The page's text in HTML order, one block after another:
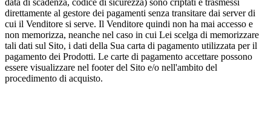
direttamente al gestore dei pagamenti senza transitare dai server di
cui il Venditore si serve. Il Venditore quindi non ha mai accesso e
non memorizza, neanche nel caso in cui Lei scelga di memorizzare
tali dati sul Sito, i dati della Sua carta di pagamento utilizzata per il
pagamento dei Prodotti. Le carte di pagamento accettare possono
essere visualizzare nel footer del Sito e/o nell'ambito del
procedimento di acquisto.